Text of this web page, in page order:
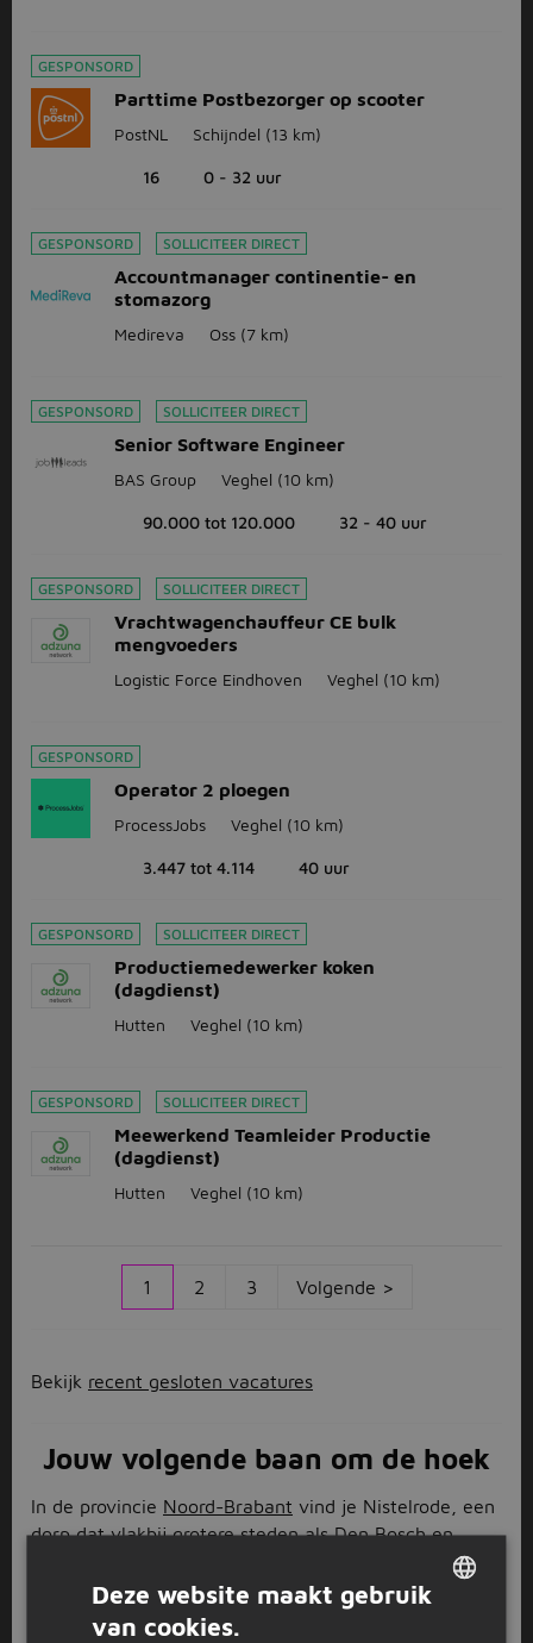
GESPONSORD
Parttime Postbezorger op scooter
PostNL Schijndel (13 km)
16 0 - 32 uur
GESPONSORD SOLLICITEER DIRECT
Accountmanager continentie- en
stomazorg
Medireva Oss (7 km)
GESPONSORD SOLLICITEER DIRECT
Senior Software Engineer
BAS Group Veghel (10 km)
90.000 tot 120.000 32 - 40 uur
GESPONSORD SOLLICITEER DIRECT
Vrachtwagenchauffeur CE bulk
mengvoeders
Logistic Force Eindhoven Veghel (10 km)
GESPONSORD
Operator 2 ploegen
ProcessJobs Veghel (10 km)
3.447 tot 4.114 40 uur
GESPONSORD SOLLICITEER DIRECT
Productiemedewerker koken
(dagdienst)
Hutten Veghel (10 km)
GESPONSORD SOLLICITEER DIRECT
Meewerkend Teamleider Productie
(dagdienst)
Hutten Veghel (10 km)
1 2 3 Volgende >
Bekijk recent gesloten vacatures
Jouw volgende baan om de hoek
In de provincie Noord-Brabant vind je Nistelrode, een
dorp dat vlakbij grotere steden alsDen Boschen
ligt. Veel inwoners van dit dorp kiezen er
dan ook liever voor om voor hun werk in de auto te
springen. Zonde, want er zijn ook een boel leuke
Deze website maakt gebruik
van cookies.